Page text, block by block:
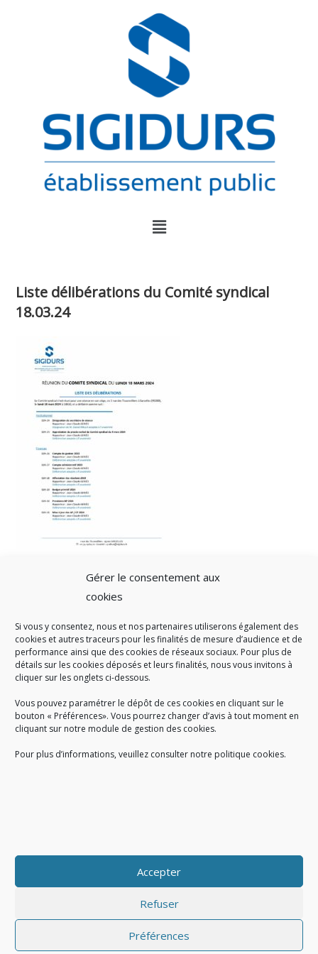
Gérer le consentement aux
cookies
Si vous y consentez, nous et nos partenaires utiliserons également des
cookies et autres traceurs pour les finalités de mesure d’audience et de
performance ainsi que des cookies de réseaux sociaux. Pour plus de
détails sur les cookies déposés et leurs finalités, nous vous invitons à
cliquer sur les onglets ci-dessous.
Vous pouvez paramétrer le dépôt de ces cookies en cliquant sur le
bouton « Préférences». Vous pourrez changer d’avis à tout moment en
cliquant sur notre module de gestion des cookies.
Pour plus d’informations, veuillez consulter notre politique cookies.
Accepter
Refuser
Préférences
Liste délibérations du Comité syndical
18.03.24
A SAVOIR
Créé en 1978, le Sigidurs est un établissement public quiexerce
des missions de service public : la prévention, la collecte et la
valorisation des déchets ménagers et assimilés produits par son
territoire.
Accueil du public :
Gestion des cookies|